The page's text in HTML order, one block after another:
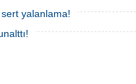
sert yalanlama!